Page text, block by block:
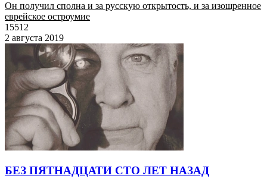
Он получил сполна и за русскую открытость, и за изощренное
еврейское остроумие
15512
2 августа 2019
БЕЗ ПЯТНАДЦАТИ СТО ЛЕТ НАЗАД